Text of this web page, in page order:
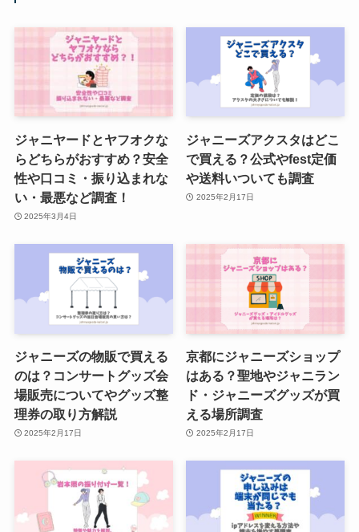
評判は？口コミや持ち込みの店舗
くれる？買取相場やおすすめの買
取店舗なども解説
会員数をリアルタイムで紹介！入
れないという噂も調査
ジャニーズ身長高い順ランキン
グ！グループ別・事務所内総合１
位～10位まで発表！
ジャニヤードとヤフオクな
らどちらがおすすめ？安全
性や口コミ・振り込まれな
い・最悪など調査！
2025年3月4日
ジャニーズアクスタはどこ
で買える？公式やfest定価
や送料いついても調査
2025年2月17日
ジャニーズの物販で買える
のは？コンサートグッズ会
場販売についてやグッズ整
理券の取り方解説
2025年2月17日
京都にジャニーズショップ
はある？聖地やジャニラン
ド・ジャニーズグッズが買
える場所調査
2025年2月17日